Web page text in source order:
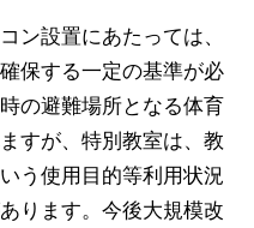
ン設置にあたっては、
保する一定の基準が必
の避難場所となる体育
すが、特別教室は、教
う使用目的等利用状況
ります。今後大規模改